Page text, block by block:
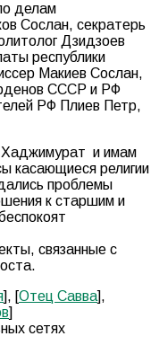
делам
Сослан, секратерь
Дзидзоев
республики
Макиев Сослан,
СССР и РФ
РФ Плиев Петр,
Хаджимурат и имам
касающиеся религии
проблемы
к старшим и
связанные с
], [Отец Савва],
]
сетях